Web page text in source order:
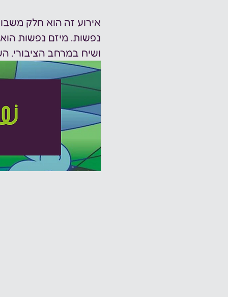
אירוע זה הוא חלק
נפשות. מיזם נפשות
ושיח במרחב הציבורי. השנה,